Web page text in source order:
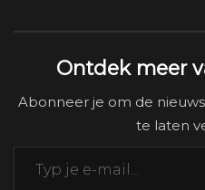
Ontdek meer
Abonneer je om de
te laten
Typ je e-mail...